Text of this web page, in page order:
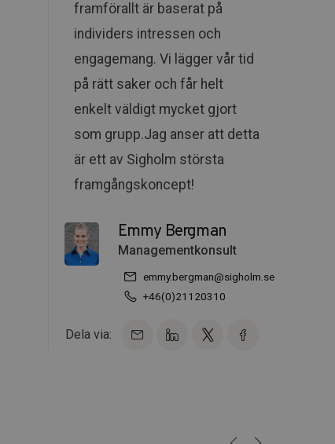
framförallt är baserat på
individers intressen och
engagemang. Vi lägger vår tid
på rätt saker och får helt
enkelt väldigt mycket gjort
som grupp.Jag anser att detta
är ett av Sigholm största
framgångskoncept!
Emmy Bergman
Managementkonsult
emmy.bergman@sigholm.se
+46(0)21120310
Dela via: